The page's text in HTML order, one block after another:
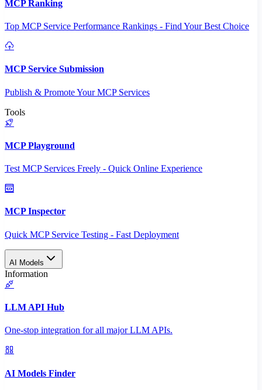
MCP Ranking
Top MCP Service Performance Rankings - Find Your Best Choice
MCP Service Submission
Publish & Promote Your MCP Services
Tools
MCP Playground
Test MCP Services Freely - Quick Online Experience
MCP Inspector
Quick MCP Service Testing - Fast Deployment
AI Models
Information
LLM API Hub
One-stop integration for all major LLM APIs.
AI Models Finder